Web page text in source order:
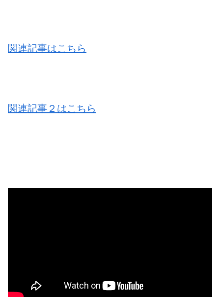
関連記事はこちら
関連記事２はこちら